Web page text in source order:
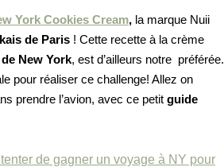
York Cookies Cream, la marque Nuii
de Paris ! Cette recette à la crème
New York, est d’ailleurs notre préférée.
pour réaliser ce challenge! Allez on
prendre l’avion, avec ce petit guide
de gagner un voyage à NY pour